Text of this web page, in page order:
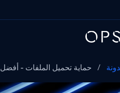
/ حماية تحميل الملفات - أفضل 10 ممارسات لحماية...